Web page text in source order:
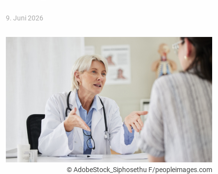
9. Juni 2026
© AdobeStock_Siphosethu F/peopleimages.com